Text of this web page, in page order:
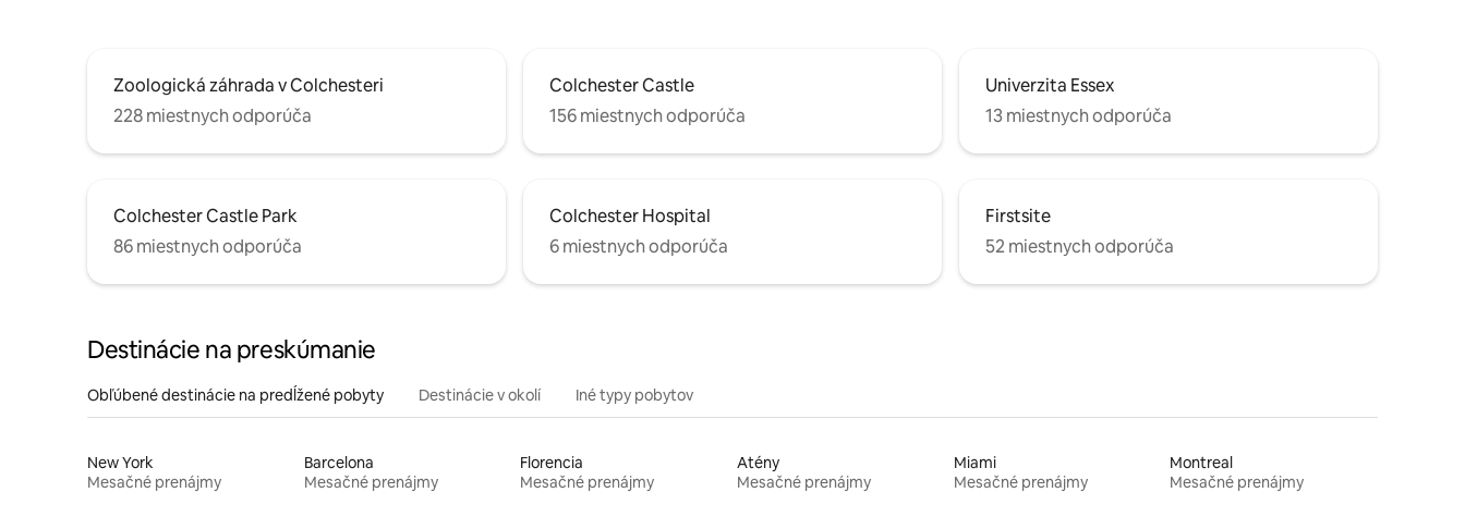
Zoologická záhrada v Colchesteri
228 miestnych odporúča
Colchester Castle
156 miestnych odporúča
Univerzita Essex
13 miestnych odporúča
Colchester Castle Park
86 miestnych odporúča
Colchester Hospital
6 miestnych odporúča
Firstsite
52 miestnych odporúča
Destinácie na preskúmanie
Obľúbené destinácie na predĺžené pobyty Destinácie v okolí Iné typy pobytov
New York
Mesačné prenájmy
Barcelona
Mesačné prenájmy
Florencia
Mesačné prenájmy
Atény
Mesačné prenájmy
Miami
Mesačné prenájmy
Montreal
Mesačné prenájmy